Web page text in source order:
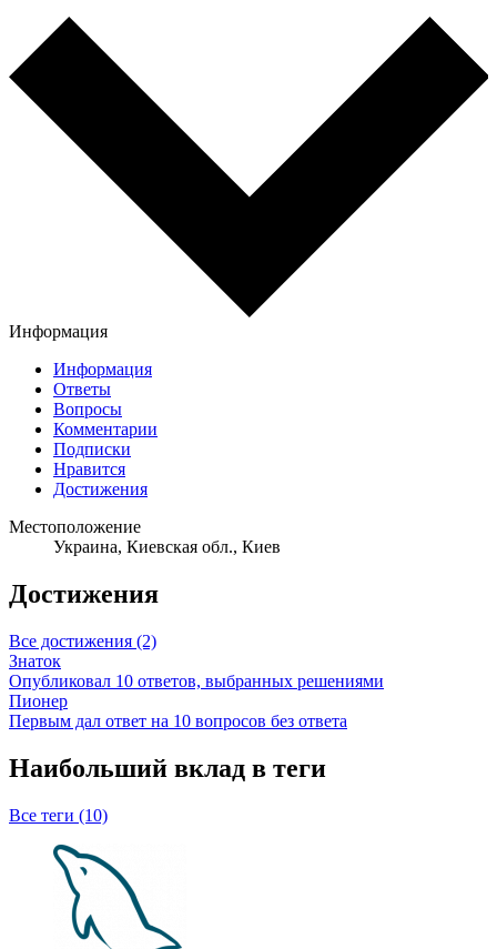
Информация
Информация
Ответы
Вопросы
Комментарии
Подписки
Нравится
Достижения
Местоположение
Украина, Киевская обл., Киев
Достижения
Все достижения (2)
Знаток
Опубликовал 10 ответов, выбранных решениями
Пионер
Первым дал ответ на 10 вопросов без ответа
Наибольший вклад в теги
Все теги (10)